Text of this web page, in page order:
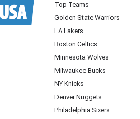
Top Teams
Golden State Warriors
LA Lakers
Boston Celtics
Minnesota Wolves
Milwaukee Bucks
NY Knicks
Denver Nuggets
Philadelphia Sixers